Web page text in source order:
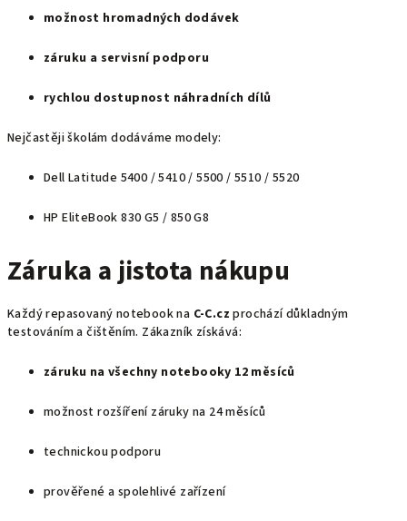
možnost hromadných dodávek
záruku a servisní podporu
rychlou dostupnost náhradních dílů
Nejčastěji školám dodáváme modely:
Dell Latitude 5400 / 5410 / 5500 / 5510 / 5520
HP EliteBook 830 G5 / 850 G8
Záruka a jistota nákupu
Každý repasovaný notebook na C‑C.cz prochází důkladným
testováním a čištěním. Zákazník získává:
záruku na všechny notebooky 12 měsíců
možnost rozšíření záruky na 24 měsíců
technickou podporu
prověřené a spolehlivé zařízení